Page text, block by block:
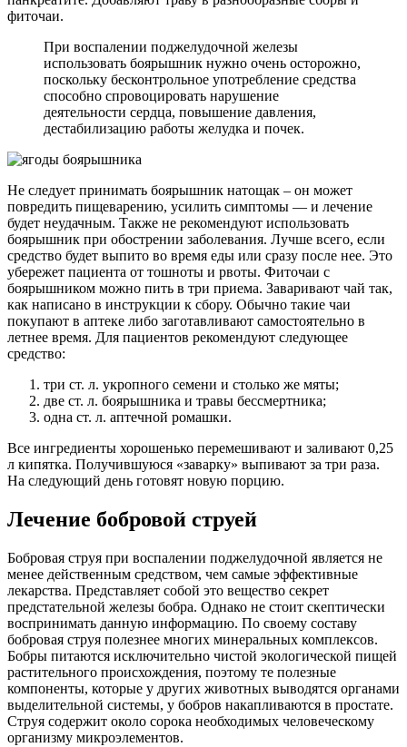
фиточаи.
При воспалении поджелудочной железы
использовать боярышник нужно очень осторожно,
поскольку бесконтрольное употребление средства
способно спровоцировать нарушение
деятельности сердца, повышение давления,
дестабилизацию работы желудка и почек.
Не следует принимать боярышник натощак – он может
повредить пищеварению, усилить симптомы — и лечение
будет неудачным. Также не рекомендуют использовать
боярышник при обострении заболевания. Лучше всего, если
средство будет выпито во время еды или сразу после нее. Это
убережет пациента от тошноты и рвоты. Фиточаи с
боярышником можно пить в три приема. Заваривают чай так,
как написано в инструкции к сбору. Обычно такие чаи
покупают в аптеке либо заготавливают самостоятельно в
летнее время. Для пациентов рекомендуют следующее
средство:
три ст. л. укропного семени и столько же мяты;
две ст. л. боярышника и травы бессмертника;
одна ст. л. аптечной ромашки.
Все ингредиенты хорошенько перемешивают и заливают 0,25
л кипятка. Получившуюся «заварку» выпивают за три раза.
На следующий день готовят новую порцию.
Лечение бобровой струей
Бобровая струя при воспалении поджелудочной является не
менее действенным средством, чем самые эффективные
лекарства. Представляет собой это вещество секрет
предстательной железы бобра. Однако не стоит скептически
воспринимать данную информацию. По своему составу
бобровая струя полезнее многих минеральных комплексов.
Бобры питаются исключительно чистой экологической пищей
растительного происхождения, поэтому те полезные
компоненты, которые у других животных выводятся органами
выделительной системы, у бобров накапливаются в простате.
Струя содержит около сорока необходимых человеческому
организму микроэлементов.